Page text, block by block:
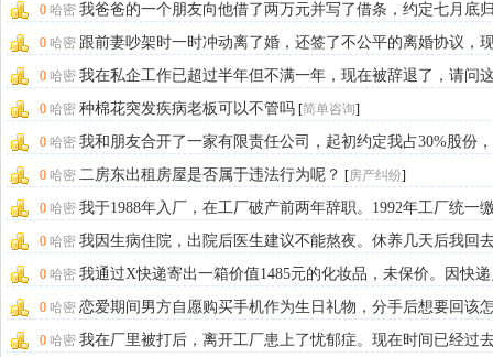
0 哈密 我爸爸的一个朋友向他借了两万元并写了借条，约定七月底
还，但至今未还。[债务追讨]
0 哈密 跟前妻吵架时一时冲动离了婚，还签了不公平的离婚协议，
离婚快十年了，[ 婚姻家庭]
0 哈密 我在私企工作已超过半年但不满一年，现在被辞退了，请问
情况有补偿吗？[劳动纠纷]
0 哈密 种棉花突发疾病老板可以不管吗 [简单咨询]
0 哈密 我和朋友合开了一家有限责任公司，起初约定我占30%股份
70%。我[公司专项]
0 哈密 二房东出租房屋是否属于违法行为呢？ [房产纠纷]
0 哈密 我于1988年入厂，在工厂破产前两年辞职。1992年工厂统一
了保险[ 劳动纠纷]
0 哈密 我因生病住院，出院后医生建议不能熬夜。休养几天后我回
班，向领导说明[劳动纠纷]
0 哈密 我通过X快递寄出一箱价值1485元的化妆品，未保价。因快
打包好，[ 消费权益]
0 哈密 恋爱期间男方自愿购买手机作为生日礼物，分手后想要回该
办[ 婚姻家庭]
0 哈密 我在厂里被打后，离开工厂患上了忧郁症。现在时间已经过